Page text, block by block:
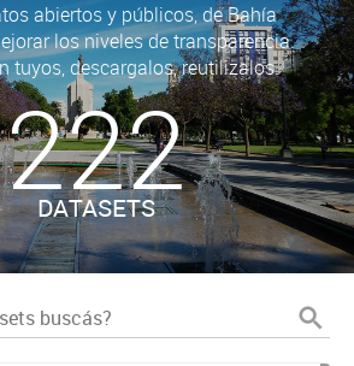
abiertos y públicos, de Bahía
los niveles de transparencia.
tuyos, descargalos, reutilizalos.
222
DATASETS